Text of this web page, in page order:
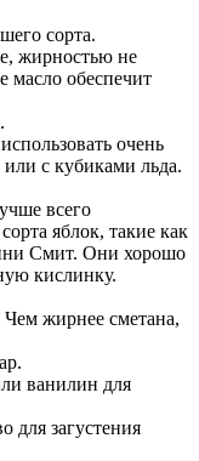
сорта.
жирностью не
масло обеспечит
очень
с кубиками льда.
всего
яблок, такие как
Смит. Они хорошо
кислинку.
жирнее сметана,
ванилин для
для загустения